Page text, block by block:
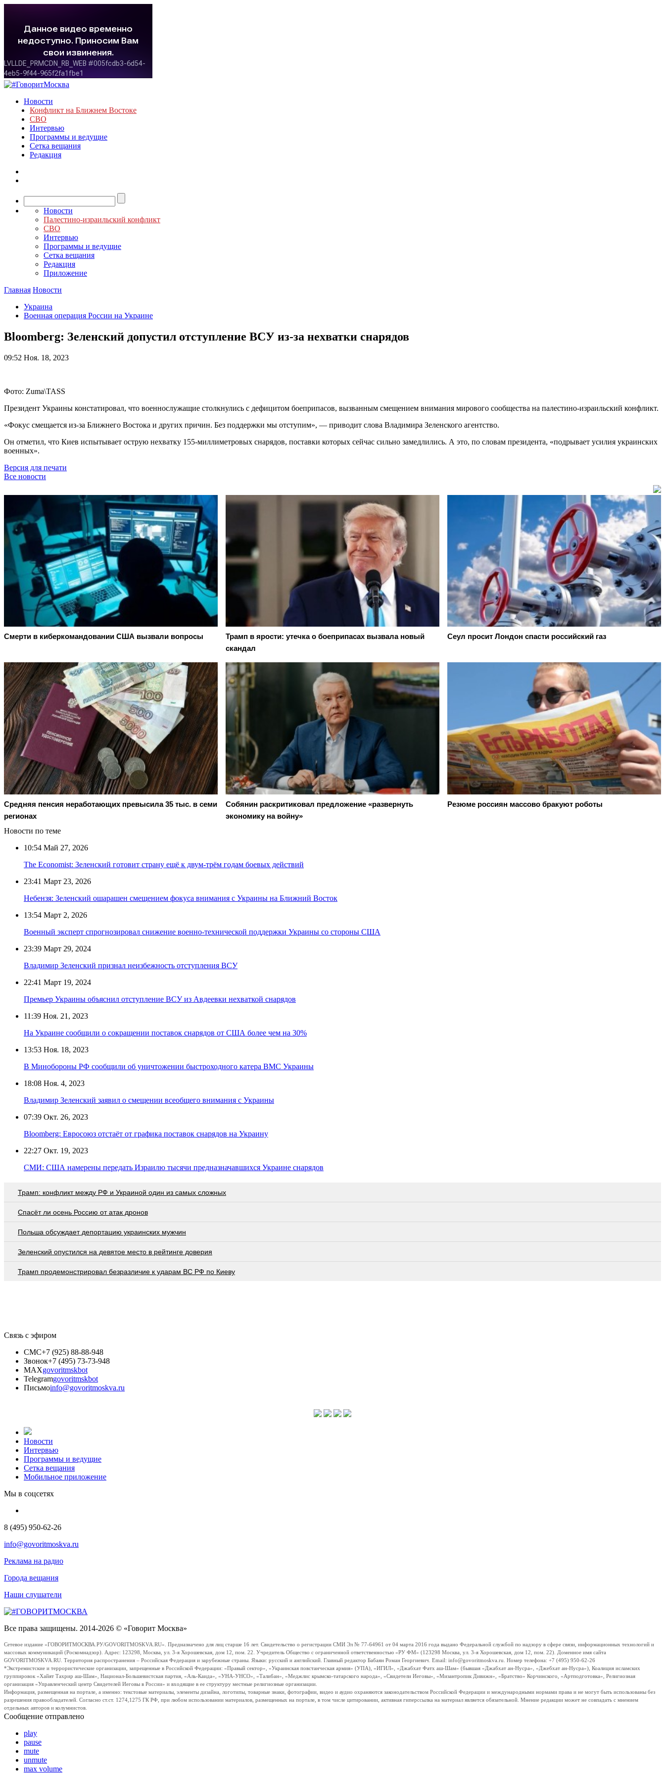
Новости
Конфликт на Ближнем Востоке
СВО
Интервью
Программы и ведущие
Сетка вещания
Редакция
Новости
Палестино-израильский конфликт
СВО
Интервью
Программы и ведущие
Сетка вещания
Редакция
Приложение
Главная Новости
Украина
Военная операция России на Украине
Bloomberg: Зеленский допустил отступление ВСУ из-за нехватки снарядов
09:52 Ноя. 18, 2023
Фото: Zuma\TASS
Президент Украины констатировал, что военнослужащие столкнулись с дефицитом боеприпасов, вызванным смещением внимания мирового сообщества на палестино-израильский конфликт.
«Фокус смещается из-за Ближнего Востока и других причин. Без поддержки мы отступим», — приводит слова Владимира Зеленского агентство.
Он отметил, что Киев испытывает острую нехватку 155-миллиметровых снарядов, поставки которых сейчас сильно замедлились. А это, по словам президента, «подрывает усилия украинских
военных».
Версия для печати
Все новости
Смерти в киберкомандовании США вызвали вопросы
Трамп в ярости: утечка о боеприпасах вызвала новый
скандал
Сеул просит Лондон спасти российский газ
Средняя пенсия неработающих превысила 35 тыс. в семи
регионах
Собянин раскритиковал предложение «развернуть
экономику на войну»
Резюме россиян массово бракуют роботы
Новости по теме
10:54 Май 27, 2026
The Economist: Зеленский готовит страну ещё к двум-трём годам боевых действий
23:41 Март 23, 2026
Небензя: Зеленский ошарашен смещением фокуса внимания с Украины на Ближний Восток
13:54 Март 2, 2026
Военный эксперт спрогнозировал снижение военно-технической поддержки Украины со стороны США
23:39 Март 29, 2024
Владимир Зеленский признал неизбежность отступления ВСУ
22:41 Март 19, 2024
Премьер Украины объяснил отступление ВСУ из Авдеевки нехваткой снарядов
11:39 Ноя. 21, 2023
На Украине сообщили о сокращении поставок снарядов от США более чем на 30%
13:53 Ноя. 18, 2023
В Минобороны РФ сообщили об уничтожении быстроходного катера ВМС Украины
18:08 Ноя. 4, 2023
Владимир Зеленский заявил о смещении всеобщего внимания с Украины
07:39 Окт. 26, 2023
Bloomberg: Евросоюз отстаёт от графика поставок снарядов на Украину
22:27 Окт. 19, 2023
СМИ: США намерены передать Израилю тысячи предназначавшихся Украине снарядов
Трамп: конфликт между РФ и Украиной один из самых сложных
Спасёт ли осень Россию от атак дронов
Польша обсуждает депортацию украинских мужчин
Зеленский опустился на девятое место в рейтинге доверия
Трамп продемонстрировал безразличие к ударам ВС РФ по Киеву
Связь с эфиром
СМС+7 (925) 88-88-948
Звонок+7 (495) 73-73-948
MAXgovoritmskbot
Telegramgovoritmskbot
Письмоinfo@govoritmoskva.ru
Новости
Интервью
Программы и ведущие
Сетка вещания
Мобильное приложение
Мы в соцсетях
8 (495) 950-62-26
info@govoritmoskva.ru
Реклама на радио
Города вещания
Наши слушатели
Все права защищены. 2014-2026 © «Говорит Москва»
Сетевое издание «ГОВОРИТМОСКВА.РУ/GOVORITMOSKVA.RU». Предназначено для лиц старше 16 лет. Свидетельство о регистрации СМИ Эл № 77-64961 от 04 марта 2016 года выдано Федеральной службой по надзору в сфере связи, информационных технологий и
массовых коммуникаций (Роскомнадзор). Адрес: 123298, Москва, ул. 3-я Хорошевская, дом 12, пом. 22. Учредитель Общество с ограниченной ответственностью «РУ ФМ» (123298 Москва, ул. 3-я Хорошевская, дом 12, пом. 22). Доменное имя сайта
GOVORITMOSKVA.RU. Территория распространения – Российская Федерация и зарубежные страны. Языки: русский и английский. Главный редактор Бабаян Роман Георгиевич. Email: info@govoritmoskva.ru. Номер телефона: +7 (495) 950-62-26
*Экстремистские и террористические организации, запрещенные в Российской Федерации: «Правый сектор», «Украинская повстанческая армия» (УПА), «ИГИЛ», «Джабхат Фатх аш-Шам» (бывшая «Джабхат ан-Нусра», «Джебхат ан-Нусра»), Коалиция исламских
группировок «Хайят Тахрир аш-Шам», Национал-Большевистская партия, «Аль-Каида», «УНА-УНСО», «Талибан», «Меджлис крымско-татарского народа», «Свидетели Иеговы», «Мизантропик Дивижн», «Братство» Корчинского, «Артподготовка», Религиозная
организация «Управленческий центр Свидетелей Иеговы в России» и входящие в ее структуру местные религиозные организации.
Информация, размещенная на портале, а именно: текстовые материалы, элементы дизайна, логотипы, товарные знаки, фотографии, видео и аудио охраняются законодательством Российской Федерации и международными нормами права и не могут быть использованы без
разрешения правообладателей. Согласно ст.ст. 1274,1275 ГК РФ, при любом использовании материалов, размещенных на портале, в том числе цитировании, активная гиперссылка на материал является обязательной. Мнение редакции может не совпадать с мнением
отдельных авторов и колумнистов.
Сообщение отправлено
play
pause
mute
unmute
max volume